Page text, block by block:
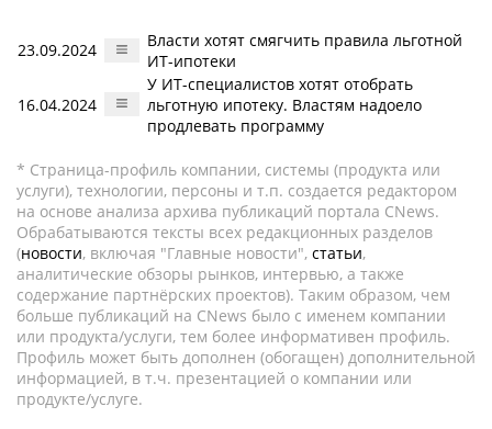
23.09.2024
Власти хотят смягчить правила льготной
ИТ-ипотеки
16.04.2024
У ИТ-специалистов хотят отобрать
льготную ипотеку. Властям надоело
продлевать программу
* Страница-профиль компании, системы (продукта или
услуги), технологии, персоны и т.п. создается редактором
на основе анализа архива публикаций портала CNews.
Обрабатываются тексты всех редакционных разделов
(новости, включая "Главные новости", статьи,
аналитические обзоры рынков, интервью, а также
содержание партнёрских проектов). Таким образом, чем
больше публикаций на CNews было с именем компании
или продукта/услуги, тем более информативен профиль.
Профиль может быть дополнен (обогащен) дополнительной
информацией, в т.ч. презентацией о компании или
продукте/услуге.